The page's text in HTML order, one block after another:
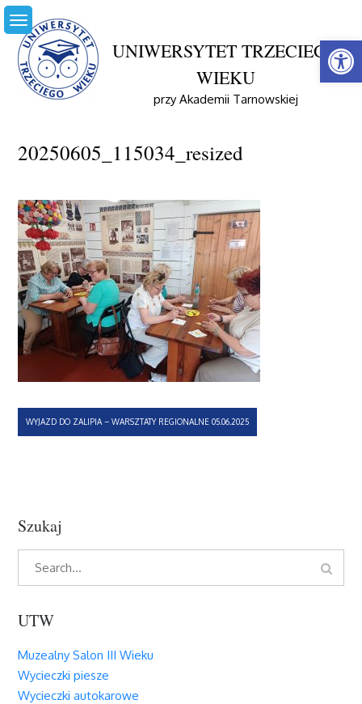
Skip
to
content
UNIWERSYTET TRZECIEGO
WIEKU
przy Akademii Tarnowskiej
Home
Aktualności
Wyjazd Do Zalipia – Warsztaty Regionalne 05.06.2025
20250605_115034_resized
20250605_115034_resized
Nawigacja
WYJAZD DO ZALIPIA – WARSZTATY REGIONALNE 05.06.2025
Szukaj
Search
UTW
Muzealny Salon III Wieku
Wycieczki piesze
Wycieczki autokarowe